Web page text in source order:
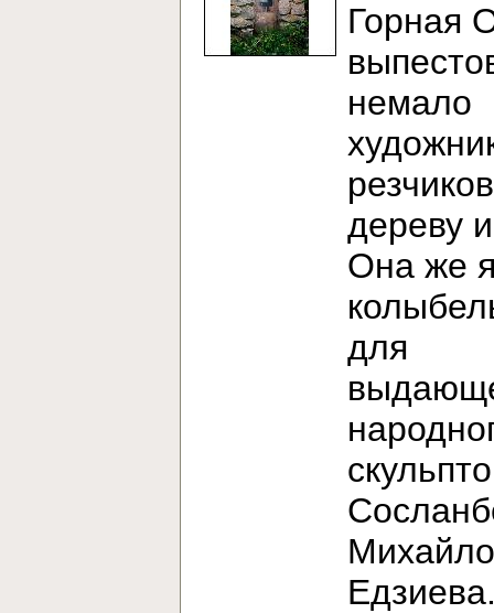
Горная
немало
дереву
Она же
для